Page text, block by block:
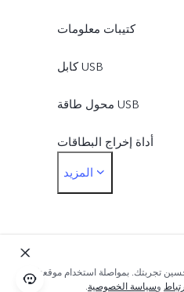
كتيبات معلومات
كابل USB
محول طاقة USB
أداة إخراج البطاقات
حافظة الهاتف
المزيد
تجربتك. بمواصلة استخدام موقعنا؛
وسياسة الخصوصية.